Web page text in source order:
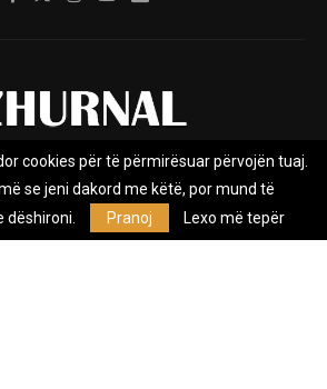
Impresumi Marketing
Privacy Policy
e Lajmeve e pavarur, e themeluar në vitin
cookies për të përmirësuar përvojën tuaj.
se jeni dakord me këtë, por mund të
dëshironi.
Pranoj Lexo më tepër